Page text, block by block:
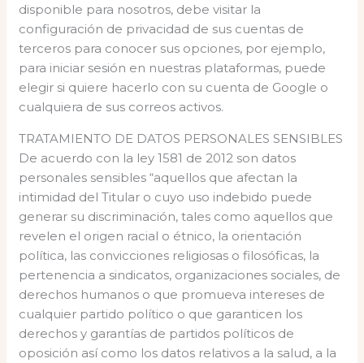
disponible para nosotros, debe visitar la
configuración de privacidad de sus cuentas de
terceros para conocer sus opciones, por ejemplo,
para iniciar sesión en nuestras plataformas, puede
elegir si quiere hacerlo con su cuenta de Google o
cualquiera de sus correos activos.
TRATAMIENTO DE DATOS PERSONALES SENSIBLES
De acuerdo con la ley 1581 de 2012 son datos
personales sensibles “aquellos que afectan la
intimidad del Titular o cuyo uso indebido puede
generar su discriminación, tales como aquellos que
revelen el origen racial o étnico, la orientación
política, las convicciones religiosas o filosóficas, la
pertenencia a sindicatos, organizaciones sociales, de
derechos humanos o que promueva intereses de
cualquier partido político o que garanticen los
derechos y garantías de partidos políticos de
oposición así como los datos relativos a la salud, a la